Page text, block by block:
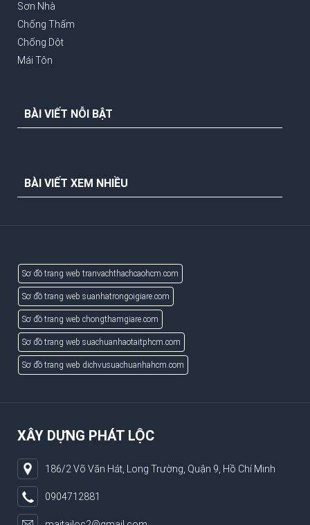
Sơn Nhà
Chống Thấm
Chống Dột
Mái Tôn
BÀI VIẾT NỖI BẬT
BÀI VIẾT XEM NHIỀU
Sơ đồ trang web tranvachthachcaohcm.com
Sơ đồ trang web suanhatrongoigiare.com
Sơ đồ trang web chongthamgiare.com
Sơ đồ trang web suachuanhaotaitphcm.com
Sơ đồ trang web dichvusuachuanhahcm.com
XÂY DỰNG PHÁT LỘC
186/2 Võ Văn Hát, Long Trường, Quận 9, Hồ Chí Minh
0904712881